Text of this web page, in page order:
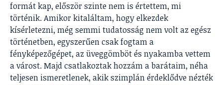
formát kap, először szinte nem is értettem, mi
történik. Amikor kitaláltam, hogy elkezdek
kísérletezni, még semmi tudatosság nem volt az egész
történetben, egyszerűen csak fogtam a
fényképezőgépet, az üveggömböt és nyakamba vettem
a várost. Majd csatlakoztak hozzám a barátaim, néha
teljesen ismeretlenek, akik szimplán érdeklődve nézték